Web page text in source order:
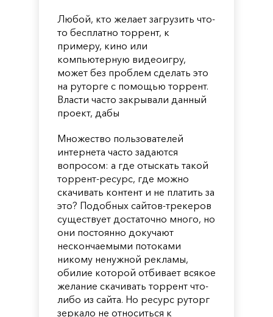
Любой, кто желает загрузить что-
то бесплатно торрент, к
примеру, кино или
компьютерную видеоигру,
может без проблем сделать это
на руторге с помощью торрент.
Власти часто закрывали данный
проект, дабы
Множество пользователей
интернета часто задаются
вопросом: а где отыскать такой
торрент-ресурс, где можно
скачивать контент и не платить за
это? Подобных сайтов-трекеров
существует достаточно много, но
они постоянно докучают
нескончаемыми потоками
никому ненужной рекламы,
обилие которой отбивает всякое
желание скачивать торрент что-
либо из сайта. Но ресурс руторг
зеркало не относиться к